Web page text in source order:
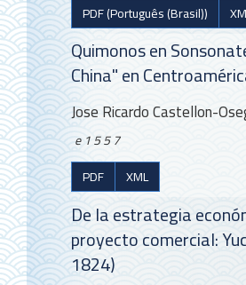
PDF (Português (Brasil))
Quimonos en
China" en
Jose Ricardo Castellon-
e1557
PDF
XML
De la estrategia
proyecto comercial:
1824)